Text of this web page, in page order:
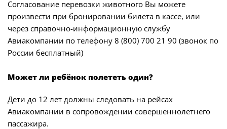
Согласование перевозки животного Вы можете
произвести при бронировании билета в кассе, или
через справочно-информационную службу
Авиакомпании по телефону 8 (800) 700 21 90 (звонок по
России бесплатный)
Может ли ребёнок полететь один?
Дети до 12 лет должны следовать на рейсах
Авиакомпании в сопровождении совершеннолетнего
пассажира.